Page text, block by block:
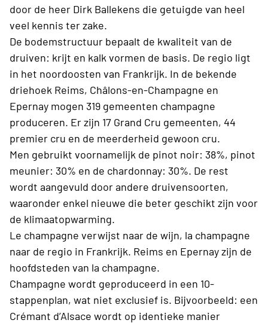
door de heer Dirk Ballekens die getuigde van heel
veel kennis ter zake.
De bodemstructuur bepaalt de kwaliteit van de
druiven: krijt en kalk vormen de basis. De regio ligt
in het noordoosten van Frankrijk. In de bekende
driehoek Reims, Châlons-en-Champagne en
Epernay mogen 319 gemeenten champagne
produceren. Er zijn 17 Grand Cru gemeenten, 44
premier cru en de meerderheid gewoon cru.
Men gebruikt voornamelijk de pinot noir: 38%, pinot
meunier: 30% en de chardonnay: 30%. De rest
wordt aangevuld door andere druivensoorten,
waaronder enkel nieuwe die beter geschikt zijn voor
de klimaatopwarming.
Le champagne verwijst naar de wijn, la champagne
naar de regio in Frankrijk. Reims en Epernay zijn de
hoofdsteden van la champagne.
Champagne wordt geproduceerd in een 10-
stappenplan, wat niet exclusief is. Bijvoorbeeld: een
Crémant d’Alsace wordt op identieke manier